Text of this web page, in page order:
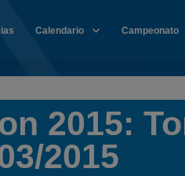
Calendario Campeonato
2015:
2015